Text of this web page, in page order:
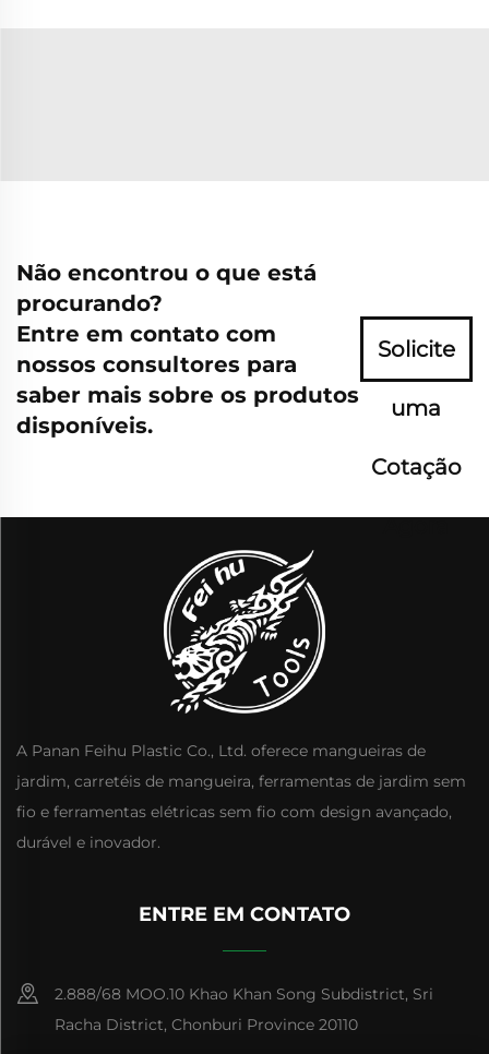
Não encontrou o que está
procurando?
Entre em contato com
nossos consultores para
saber mais sobre os produtos
disponíveis.
Solicite
uma
Cotação
Agora
A Panan Feihu Plastic Co., Ltd. oferece mangueiras de
jardim, carretéis de mangueira, ferramentas de jardim sem
fio e ferramentas elétricas sem fio com design avançado,
durável e inovador.
ENTRE EM CONTATO
2.888/68 MOO.10 Khao Khan Song Subdistrict, Sri
Racha District, Chonburi Province 20110